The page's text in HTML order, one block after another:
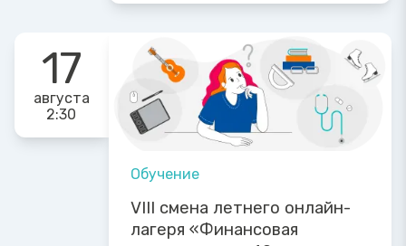
17
августа
2:30
Обучение
VIII смена летнего онлайн-
лагеря «Финансовая